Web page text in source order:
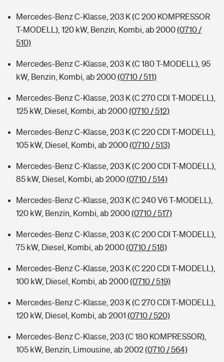
Mercedes-Benz C-Klasse, 203 K (C 200 KOMPRESSOR
T-MODELL), 120 kW, Benzin, Kombi, ab 2000(0710 /
510)
Mercedes-Benz C-Klasse, 203 K (C 180 T-MODELL), 95
kW, Benzin, Kombi, ab 2000(0710 / 511)
Mercedes-Benz C-Klasse, 203 K (C 270 CDI T-MODELL),
125 kW, Diesel, Kombi, ab 2000(0710 / 512)
Mercedes-Benz C-Klasse, 203 K (C 220 CDI T-MODELL),
105 kW, Diesel, Kombi, ab 2000(0710 / 513)
Mercedes-Benz C-Klasse, 203 K (C 200 CDI T-MODELL),
85 kW, Diesel, Kombi, ab 2000(0710 / 514)
Mercedes-Benz C-Klasse, 203 K (C 240 V6 T-MODELL),
120 kW, Benzin, Kombi, ab 2000(0710 / 517)
Mercedes-Benz C-Klasse, 203 K (C 200 CDI T-MODELL),
75 kW, Diesel, Kombi, ab 2000(0710 / 518)
Mercedes-Benz C-Klasse, 203 K (C 220 CDI T-MODELL),
100 kW, Diesel, Kombi, ab 2000(0710 / 519)
Mercedes-Benz C-Klasse, 203 K (C 270 CDI T-MODELL),
120 kW, Diesel, Kombi, ab 2001 (0710 / 520)
Mercedes-Benz C-Klasse, 203 (C 180 KOMPRESSOR),
105 kW, Benzin, Limousine, ab 2002(0710 / 564)